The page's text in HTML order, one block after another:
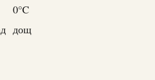
0°C
дощ